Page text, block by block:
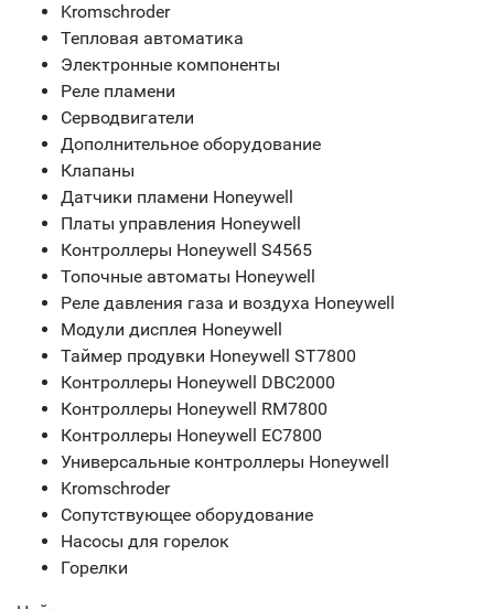
Kromschroder
Тепловая автоматика
Электронные компоненты
Реле пламени
Серводвигатели
Дополнительное оборудование
Клапаны
Датчики пламени Honeywell
Платы управления Honeywell
Контроллеры Honeywell S4565
Топочные автоматы Honeywell
Реле давления газа и воздуха Honeywell
Модули дисплея Honeywell
Таймер продувки Honeywell ST7800
Контроллеры Honeywell DBC2000
Контроллеры Honeywell RM7800
Контроллеры Honeywell EC7800
Универсальные контроллеры Honeywell
Kromschroder
Сопутствующее оборудование
Насосы для горелок
Горелки